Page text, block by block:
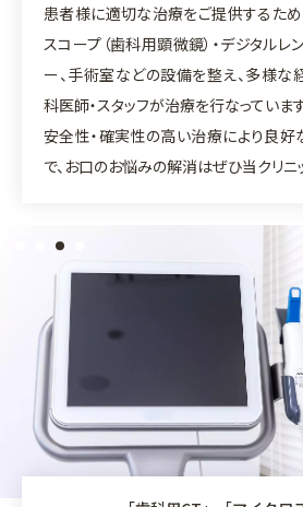
患者様に適切な治療をご提供するため
スコープ（歯科用顕微鏡）・デジタルレ
ー、手術室などの設備を整え、多様
科医師・スタッフが治療を行なっています
安全性・確実性の高い治療により良
で、お口のお悩みの解消はぜひ当クリニ